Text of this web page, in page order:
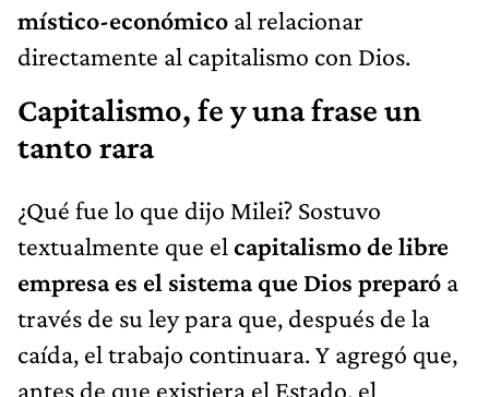
místico-económico al relacionar
directamente al capitalismo con Dios.
Capitalismo, fe y una frase un
tanto rara
¿Qué fue lo que dijo Milei? Sostuvo
textualmente que el capitalismo de libre
empresa es el sistema que Dios preparó a
través de su ley para que, después de la
caída, el trabajo continuara. Y agregó que,
antes de que existiera el Estado, el